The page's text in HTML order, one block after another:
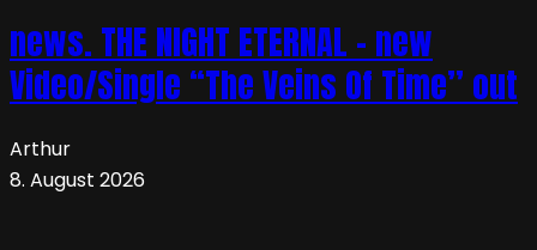
news. THE NIGHT ETERNAL – new
Video/Single “The Veins Of Time” out
Arthur
8. August 2026